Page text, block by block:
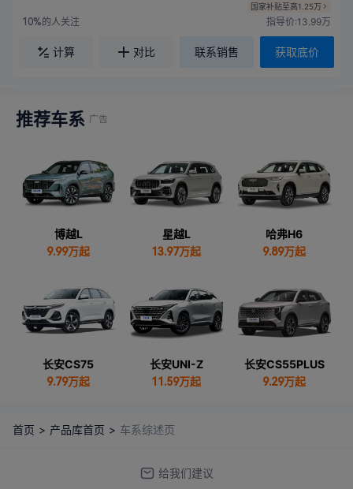
国家补贴至高1.25万
10%的人关注 指导价:13.99万
计算 对比 联系销售 获取底价
推荐车系
博越L
9.99万起
星越L
13.97万起
哈弗H6
9.89万起
长安CS75
9.79万起
长安UNI-Z
11.59万起
长安CS55PLUS
9.29万起
首页 > 产品库首页 > 车系综述页
给我们建议